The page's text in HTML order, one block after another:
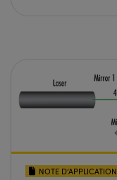
NOTE D’APPLICATION